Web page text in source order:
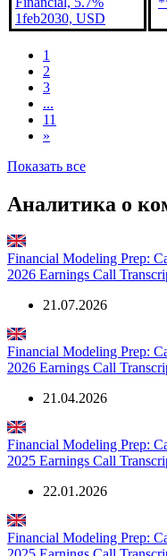
1feb2030, USD
1
2
3
...
11
»
Показать все
Аналитика о
Financial Modeling Prep:
2026 Earnings Call
21.07.2026
Financial Modeling Prep:
2026 Earnings Call
21.04.2026
Financial Modeling Prep:
2025 Earnings Call
22.01.2026
Financial Modeling Prep: